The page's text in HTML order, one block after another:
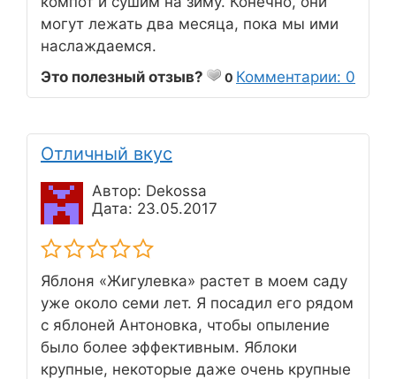
могут лежать два месяца, пока мы ими
наслаждаемся.
Это полезный отзыв?
0 Комментарии: 0
Отличный вкус
Автор: Dekossa
Дата: 23.05.2017
Яблоня «Жигулевка» растет в моем саду
уже около семи лет. Я посадил его рядом
с яблоней Антоновка, чтобы опыление
было более эффективным. Яблоки
крупные, некоторые даже очень крупные